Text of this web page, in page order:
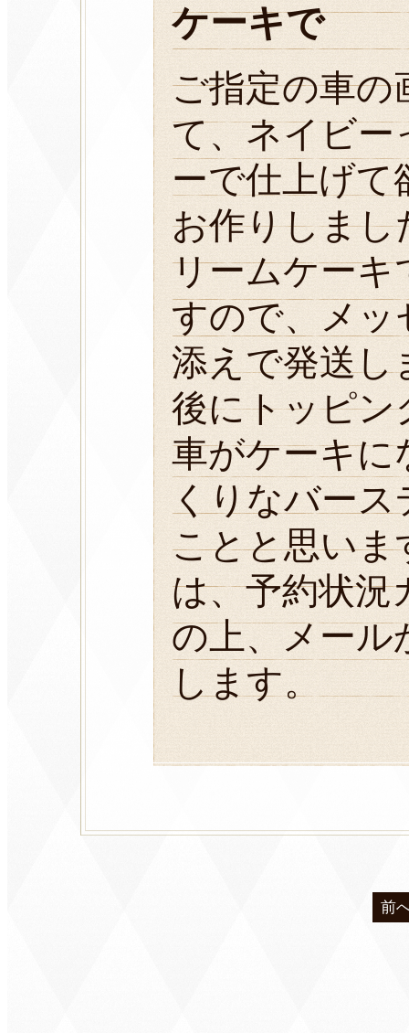
ケーキで
ご指定の車の
て、ネイビー
ーで仕上げて
お作りしまし
リームケーキ
すので、メッ
添えで発送し
後にトッピン
車がケーキに
くりなバー
ことと思いま
は、予約状況
の上、メール
します。
前